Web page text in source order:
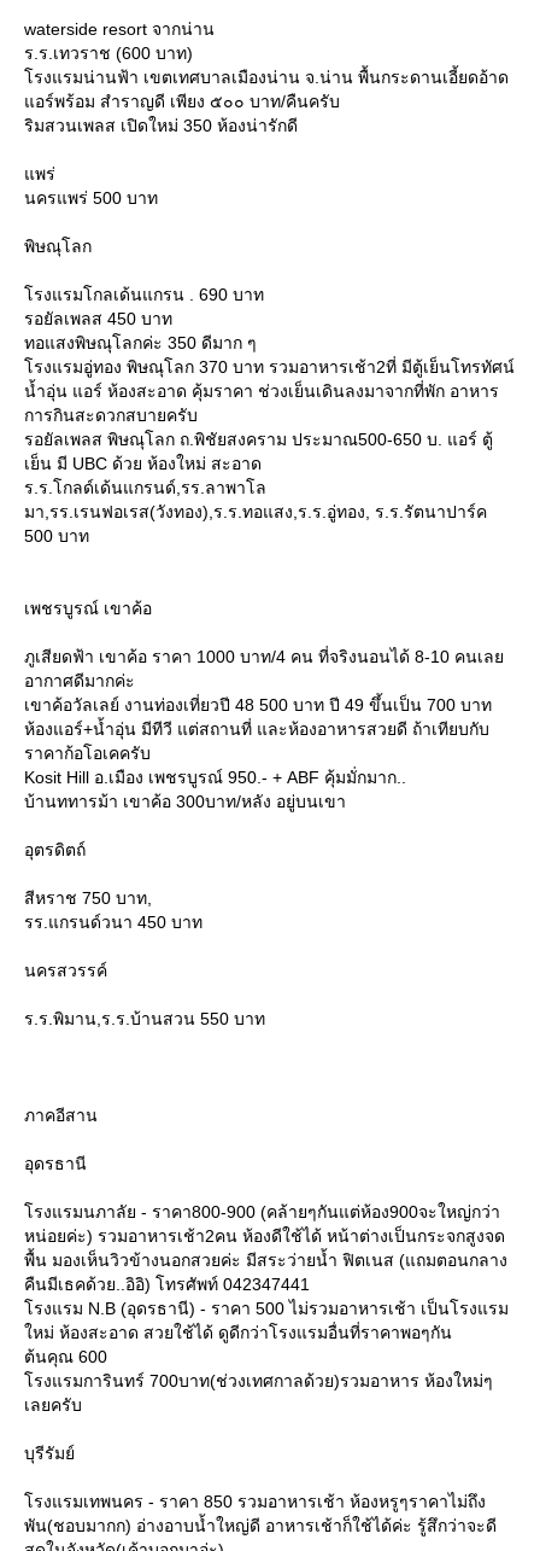
waterside resort จากน่าน
ร.ร.เทวราช (600 บาท)
รงแรมน่านฟ้า เขตเทศบาลเมืองน่าน จ.น่าน พื้นกระดานเอี้ยดอ้าด
อร์พร้อม สำราญดี เพียง ๕๐๐ บาท/คืนครับ
ริมสวนเพลส เปิดใหม่ 350 ห้องน่ารักดี
พร่
นครแพร่ 500 บาท
พิษณุโลก
รงแรมโกลเด้นแกรน . 690 บาท
รอยัลเพลส 450 บาท
ทอแสงพิษณุโลกค่ะ 350 ดีมาก ๆ
รงแรมอู่ทอง พิษณุโลก 370 บาท รวมอาหารเช้า2ที่ มีตู้เย็นโทรทัศน์
น้ำอุ่น แอร์ ห้องสะอาด คุ้มราคา ช่วงเย็นเดินลงมาจากที่พัก อาหาร
การกินสะดวกสบายครับ
รอยัลเพลส พิษณุโลก ถ.พิชัยสงคราม ประมาณ500-650 บ. แอร์ ตู้
เย็น มี UBC ด้วย ห้องใหม่ สะอาด
ร.ร.โกลด์เด้นแกรนด์,รร.ลาพาโล
มา,รร.เรนฟอเรส(วังทอง),ร.ร.ทอแสง,ร.ร.อู่ทอง, ร.ร.รัตนาปาร์ค
500 บาท
เพชรบูรณ์ เขาค้อ
ภูเสียดฟ้า เขาค้อ ราคา 1000 บาท/4 คน ที่จริงนอนได้ 8-10 คนเล
อากาศดีมากค่ะ
เขาค้อวัลเลย์ งานท่องเที่ยวปี 48 500 บาท ปี 49 ขึ้นเป็น 700 บาท
ห้องแอร์+น้ำอุ่น มีทีวี แต่สถานที่ และห้องอาหารสวยดี ถ้าเทียบกับ
ราคาก้อโอเคครับ
Kosit Hill อ.เมือง เพชรบูรณ์ 950.- + ABF คุ้มมั่กมาก..
บ้านททารม้า เขาค้อ 300บาท/หลัง อยู่บนเขา
อุตรดิตถ์
สีหราช 750 บาท,
รร.แกรนด์วนา 450 บาท
นครสวรรค์
ร.ร.พิมาน,ร.ร.บ้านสวน 550 บาท
ภาคอีสาน
อุดรธานี
รงแรมนภาลัย - ราคา800-900 (คล้ายๆกันแต่ห้อง900จะใหญ่กว่า
หน่อยค่ะ) รวมอาหารเช้า2คน ห้องดีใช้ได้ หน้าต่างเป็นกระจกสูงจด
พื้น มองเห็นวิวข้างนอกสวยค่ะ มีสระว่ายน้ำ ฟิตเนส (แถมตอนกลาง
คืนมีเธคด้วย..อิอิ) โทรศัพท์ 042347441
รงแรม N.B (อุดรธานี) - ราคา 500 ไม่รวมอาหารเช้า เป็นโรงแรม
หม่ ห้องสะอาด สวยใช้ได้ ดูดีกว่าโรงแรมอื่นที่ราคาพอๆกัน
ต้นคุณ 600
รงแรมการินทร์ 700บาท(ช่วงเทศกาลด้วย)รวมอาหาร ห้องใหม่ๆ
เลยครับ
บุรีรัมย์
รงแรมเทพนคร - ราคา 850 รวมอาหารเช้า ห้องหรูๆราคาไม่ถึง
พัน(ชอบมากก) อ่างอาบน้ำใหญ่ดี อาหารเช้าก็ใช้ได้ค่ะ รู้สึกว่าจะดี